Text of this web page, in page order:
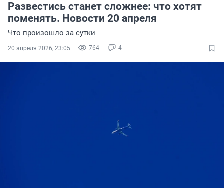
Развестись станет сложнее: что хотят
поменять. Новости 20 апреля
Что произошло за сутки
764 4
20 апреля 2026, 23:05